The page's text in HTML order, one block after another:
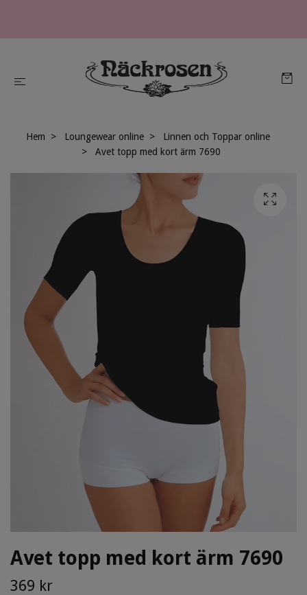
Hem Loungewear online
Linnen och Toppar online
Avet topp med kort ärm 7690
Avet topp med kort ärm 7690
369 kr